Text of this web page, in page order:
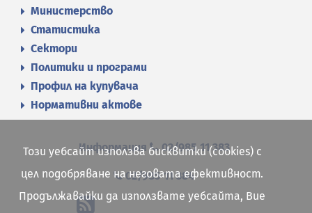
Министерство
Статистика
Сектори
Политики и програми
Профил на купувача
Нормативни актове
Информация 02/985 11 383
02/985 11 384
Този уебсайт използва бисквитки (cookies) с
цел подобряване на неговата ефективност.
Продължавайки да използвате уебсайта, Вие